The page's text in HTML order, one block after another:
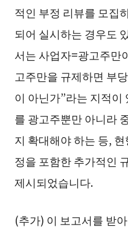
적인 부정 리뷰를 모집
되어 실시하는 경우도
서는 사업자=광고주만
고주만을 규제하면 부
이 아닌가”라는 지적이
를 광고주뿐만 아니라
지 확대해야 하는 등, 현
정을 포함한 추가적인
제시되었습니다.
(추가) 이 보고서를 받